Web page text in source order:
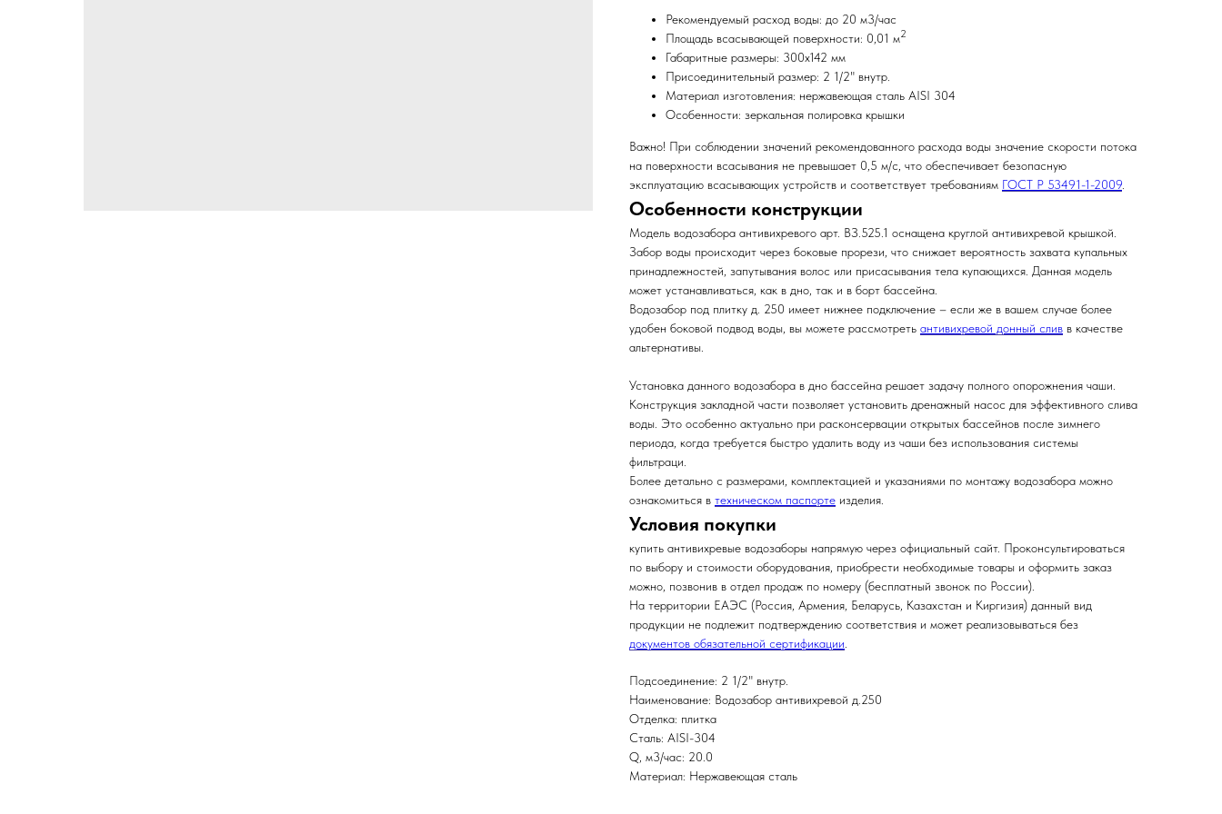
Рекомендуемый расход воды: до 20 м3/час
Площадь всасывающей поверхности: 0,01 м2
Габаритные размеры: 300х142 мм
Присоединительный размер: 2 1/2" внутр.
Материал изготовления: нержавеющая сталь AISI 304
Особенности: зеркальная полировка крышки
Важно! При соблюдении значений рекомендованного расхода воды значение скорости потока
на поверхности всасывания не превышает 0,5 м/с, что обеспечивает безопасную
эксплуатацию всасывающих устройств и соответствует требованиям ГОСТ Р 53491-1-2009.
Особенности конструкции
Модель водозабора антивихревого арт. ВЗ.525.1 оснащена круглой антивихревой крышкой.
Забор воды происходит через боковые прорези, что снижает вероятность захвата купальных
принадлежностей, запутывания волос или присасывания тела купающихся. Данная модель
может устанавливаться, как в дно, так и в борт бассейна.
Водозабор под плитку д. 250 имеет нижнее подключение – если же в вашем случае более
удобен боковой подвод воды, вы можете рассмотреть антивихревой донный слив в качестве
альтернативы.
Установка данного водозабора в дно бассейна решает задачу полного опорожнения чаши.
Конструкция закладной части позволяет установить дренажный насос для эффективного слива
воды. Это особенно актуально при расконсервации открытых бассейнов после зимнего
периода, когда требуется быстро удалить воду из чаши без использования системы
фильтраци.
Более детально с размерами, комплектацией и указаниями по монтажу водозабора можно
ознакомиться в техническом паспорте изделия.
Условия покупки
купить антивихревые водозаборы напрямую через официальный сайт. Проконсультироваться
по выбору и стоимости оборудования, приобрести необходимые товары и оформить заказ
можно, позвонив в отдел продаж по номеру (бесплатный звонок по России).
На территории ЕАЭС (Россия, Армения, Беларусь, Казахстан и Киргизия) данный вид
продукции не подлежит подтверждению соответствия и может реализовываться без
документов обязательной сертификации.
Подсоединение: 2 1/2" внутр.
Наименование: Водозабор антивихревой д.250
Отделка: плитка
Сталь: AISI-304
Q, м3/час: 20.0
Материал: Нержавеющая сталь